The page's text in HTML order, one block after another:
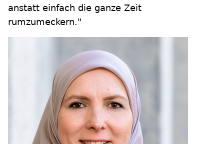
anstatt einfach die ganze Zeit
rumzumeckern."